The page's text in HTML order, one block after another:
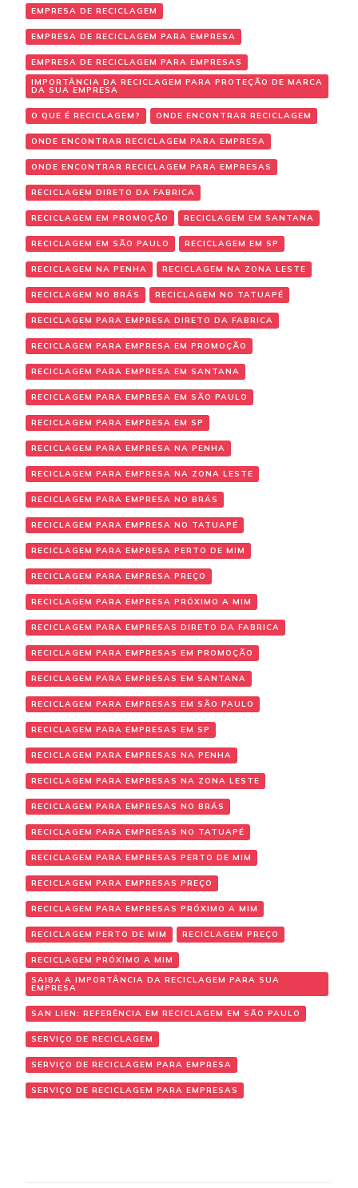
EMPRESA DE RECICLAGEM
EMPRESA DE RECICLAGEM PARA EMPRESA
EMPRESA DE RECICLAGEM PARA EMPRESAS
IMPORTÂNCIA DA RECICLAGEM PARA PROTEÇÃO DE MARCA
DA SUA EMPRESA
O QUE É RECICLAGEM? ONDE ENCONTRAR RECICLAGEM
ONDE ENCONTRAR RECICLAGEM PARA EMPRESA
ONDE ENCONTRAR RECICLAGEM PARA EMPRESAS
RECICLAGEM DIRETO DA FABRICA
RECICLAGEM EM PROMOÇÃO RECICLAGEM EM SANTANA
RECICLAGEM EM SÃO PAULO RECICLAGEM EM SP
RECICLAGEM NA PENHA RECICLAGEM NA ZONA LESTE
RECICLAGEM NO BRÁS RECICLAGEM NO TATUAPÉ
RECICLAGEM PARA EMPRESA DIRETO DA FABRICA
RECICLAGEM PARA EMPRESA EM PROMOÇÃO
RECICLAGEM PARA EMPRESA EM SANTANA
RECICLAGEM PARA EMPRESA EM SÃO PAULO
RECICLAGEM PARA EMPRESA EM SP
RECICLAGEM PARA EMPRESA NA PENHA
RECICLAGEM PARA EMPRESA NA ZONA LESTE
RECICLAGEM PARA EMPRESA NO BRÁS
RECICLAGEM PARA EMPRESA NO TATUAPÉ
RECICLAGEM PARA EMPRESA PERTO DE MIM
RECICLAGEM PARA EMPRESA PREÇO
RECICLAGEM PARA EMPRESA PRÓXIMO A MIM
RECICLAGEM PARA EMPRESAS DIRETO DA FABRICA
RECICLAGEM PARA EMPRESAS EM PROMOÇÃO
RECICLAGEM PARA EMPRESAS EM SANTANA
RECICLAGEM PARA EMPRESAS EM SÃO PAULO
RECICLAGEM PARA EMPRESAS EM SP
RECICLAGEM PARA EMPRESAS NA PENHA
RECICLAGEM PARA EMPRESAS NA ZONA LESTE
RECICLAGEM PARA EMPRESAS NO BRÁS
RECICLAGEM PARA EMPRESAS NO TATUAPÉ
RECICLAGEM PARA EMPRESAS PERTO DE MIM
RECICLAGEM PARA EMPRESAS PREÇO
RECICLAGEM PARA EMPRESAS PRÓXIMO A MIM
RECICLAGEM PERTO DE MIM RECICLAGEM PREÇO
RECICLAGEM PRÓXIMO A MIM
SAIBA A IMPORTÂNCIA DA RECICLAGEM PARA SUA
EMPRESA
SAN LIEN: REFERÊNCIA EM RECICLAGEM EM SÃO PAULO
SERVIÇO DE RECICLAGEM
SERVIÇO DE RECICLAGEM PARA EMPRESA
SERVIÇO DE RECICLAGEM PARA EMPRESAS